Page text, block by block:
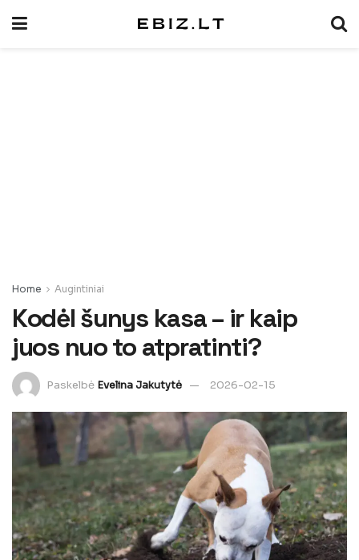
Home Augintiniai
Kodėl šunys kasa – ir kaip
juos nuo to atpratinti?
Paskelbė Evelina Jakutytė 2026-02-15